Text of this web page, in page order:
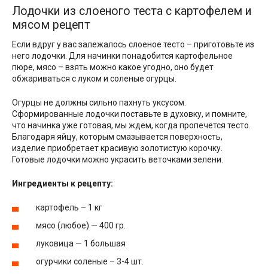
Лодочки из слоеного теста с картофелем и
мясом рецепт
Если вдруг у вас залежалось слоеное тесто – приготовьте из
него лодочки. Для начинки понадобится картофельное
пюре, мясо – взять можно какое угодно, оно будет
обжариваться с луком и соленые огурцы.
Огурцы не должны сильно пахнуть уксусом.
Сформированные лодочки поставьте в духовку, и помните,
что начинка уже готовая, мы ждем, когда пропечется тесто.
Благодаря яйцу, которым смазывается поверхность,
изделие приобретает красивую золотистую корочку.
Готовые лодочки можно украсить веточками зелени.
Ингредиенты к рецепту:
картофель – 1 кг
мясо (любое) — 400 гр.
луковица — 1 большая
огурчики соленые – 3-4 шт.